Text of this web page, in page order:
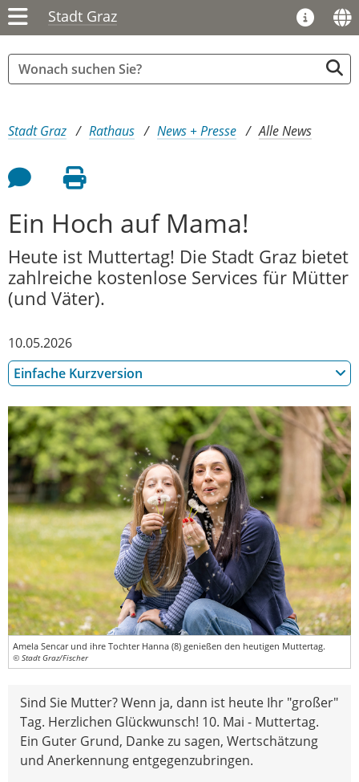
Stadt Graz
Sie sind hier:
Stadt Graz Rathaus News + Presse Alle News
Feedback an Autor
Seite drucken
Ein Hoch auf Mama!
Heute ist Muttertag! Die Stadt Graz bietet
zahlreiche kostenlose Services für Mütter
(und Väter).
10.05.2026
Einfache Kurzversion
Amela Sencar und ihre Tochter Hanna (8) genießen den heutigen Muttertag.
© Stadt Graz/Fischer
Sind Sie Mutter? Wenn ja, dann ist heute Ihr "großer"
Tag. Herzlichen Glückwunsch! 10. Mai - Muttertag.
Ein Guter Grund, Danke zu sagen, Wertschätzung
und Anerkennung entgegenzubringen.